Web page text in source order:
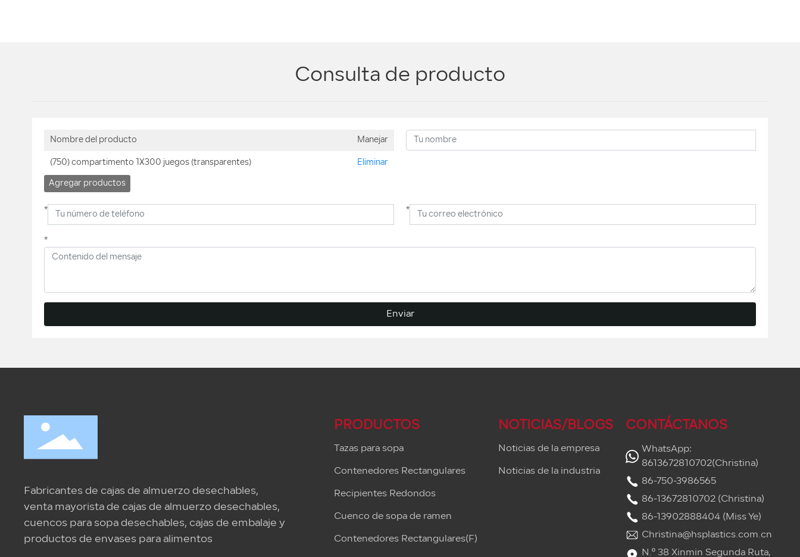
Consulta de producto
Nombre del producto Manejar
(750) compartimento 1X300 juegos (transparentes) Eliminar
Agregar productos
* *
*
Enviar
Fabricantes de cajas de almuerzo desechables,
venta mayorista de cajas de almuerzo desechables,
cuencos para sopa desechables, cajas de embalaje y
productos de envases para alimentos
PRODUCTOS
Tazas para sopa
Contenedores Rectangulares
Recipientes Redondos
Cuenco de sopa de ramen
Contenedores Rectangulares(F)
NOTICIAS/BLOGS
Noticias de la empresa
Noticias de la industria
CONTÁCTANOS
WhatsApp:
8613672810702(Christina)
86-750-3986565
86-13672810702 (Christina)
86-13902888404 (Miss Ye)
Christina@hsplastics.com.cn
N.º 38 Xinmin Segunda Ruta,